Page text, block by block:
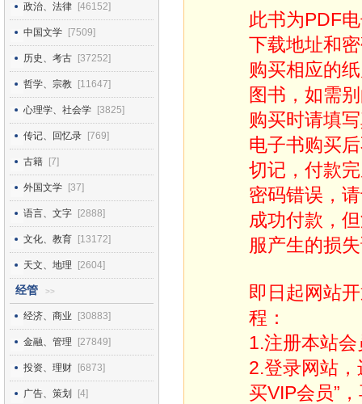
政治、法律 [46152]
中国文学 [7509]
历史、考古 [37252]
哲学、宗教 [11647]
心理学、社会学 [3825]
传记、回忆录 [769]
古籍 [7]
外国文学 [37]
语言、文字 [2888]
文化、教育 [13172]
天文、地理 [2604]
经管 >>
经济、商业 [30883]
金融、管理 [27849]
投资、理财 [6873]
广告、策划 [4]
此书为PDF
下载地址和
购买相应的
图书，如需
购买时请填
电子书购买
切记，付款
密码错误，
成功付款，
服产生的损
即日起网站
程：
1.注册本站会
2.登录网站，
买VIP会员”